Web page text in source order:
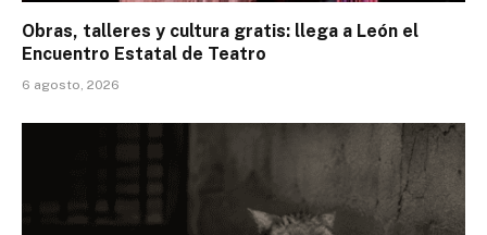
Obras, talleres y cultura gratis: llega a León el
Encuentro Estatal de Teatro
6 agosto, 2026